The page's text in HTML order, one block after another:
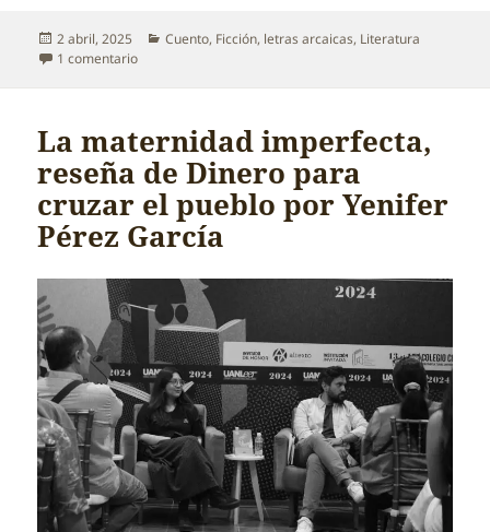
Publicado
el
2 abril, 2025 Categorías
Cuento, Ficción, letras arcaicas, Literatura
1 comentarioen Episodio del enemigo, dos
La maternidad imperfecta,
reseña de Dinero para
cruzar el pueblo por Yenifer
Pérez García